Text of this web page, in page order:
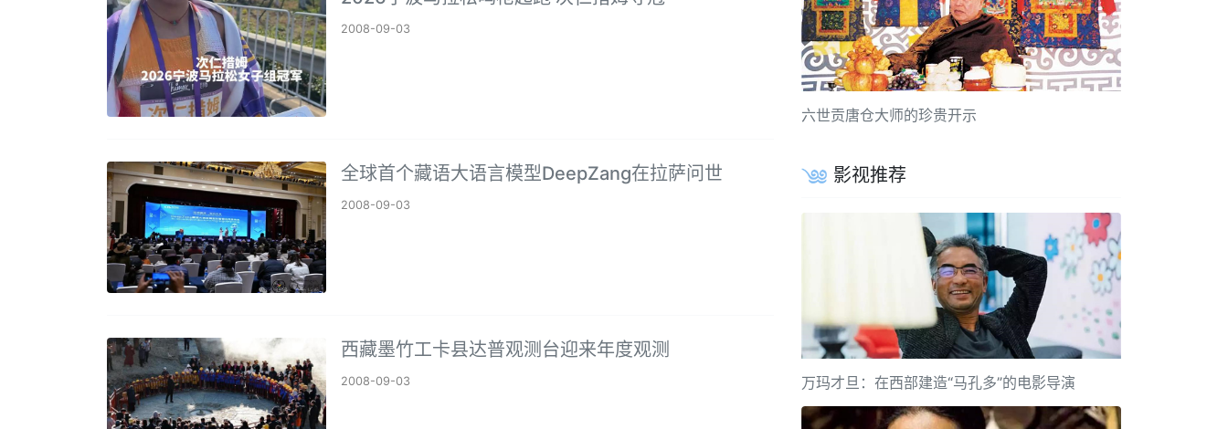
2008-09-03
全球首个藏语大语言模型DeepZang在拉萨问世
2008-09-03
西藏墨竹工卡县达普观测台迎来年度观测
2008-09-03
六世贡唐仓大师的珍贵开示
影视推荐
万玛才旦：在西部建造“马孔多”的电影导演